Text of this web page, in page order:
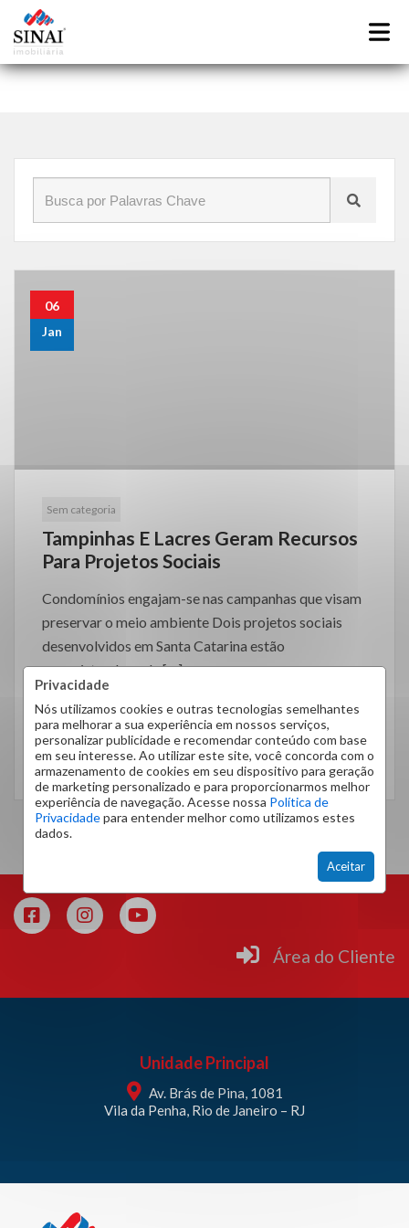
Início» Blog
Privacidade
Nós utilizamos cookies e outras tecnologias semelhantes
para melhorar a sua experiência em nossos serviços,
personalizar publicidade e recomendar conteúdo com base
em seu interesse. Ao utilizar este site, você concorda com o
armazenamento de cookies em seu dispositivo para geração
de marketing personalizado e para proporcionarmos melhor
experiência de navegação. Acesse nossa Política de
Privacidadepara entender melhor como utilizamos estes
dados.
Aceitar
06
Jan
Sem categoria
Tampinhas E Lacres Geram Recursos
Para Projetos Sociais
Condomínios engajam-se nas campanhas que visam
preservar o meio ambiente Dois projetos sociais
desenvolvidos em Santa Catarina estão
conquistando cada […]
LEIA MAIS
Área do Cliente
Unidade Principal
Av. Brás de Pina, 1081
Vila da Penha, Rio de Janeiro – RJ